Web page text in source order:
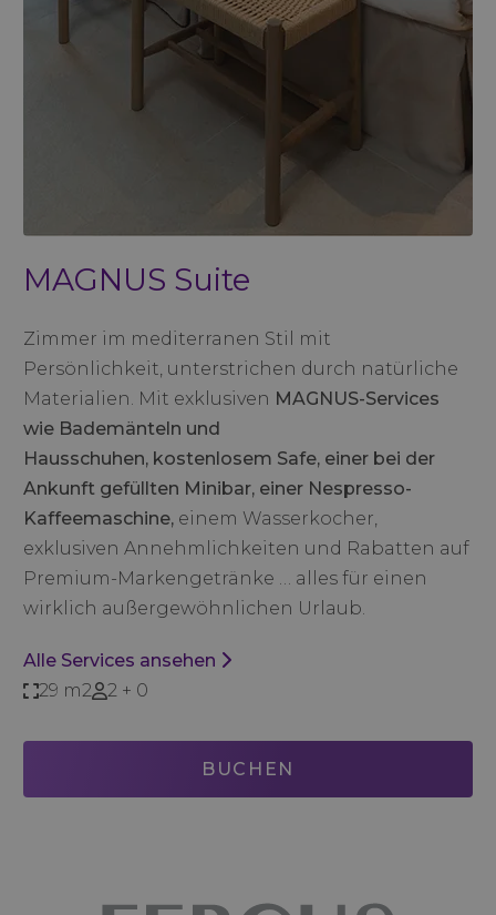
MAGNUS Suite
Zimmer im mediterranen Stil mit
Persönlichkeit, unterstrichen durch natürliche
Materialien. Mit exklusiven MAGNUS-Services
wie Bademänteln und
Hausschuhen, kostenlosem Safe, einer bei der
Ankunft gefüllten Minibar, einer Nespresso-
Kaffeemaschine, einem Wasserkocher,
exklusiven Annehmlichkeiten und Rabatten auf
Premium-Markengetränke … alles für einen
wirklich außergewöhnlichen Urlaub.
Alle Services ansehen
29 m2
2 + 0
BUCHEN